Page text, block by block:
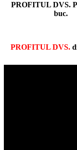
PROFITUL DVS.
buc.
PROFITUL DVS.